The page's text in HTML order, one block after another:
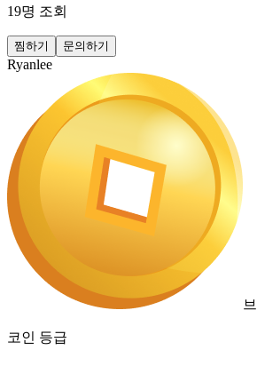
19명 조회
찜하기 문의하기
Ryanlee
코인 등급